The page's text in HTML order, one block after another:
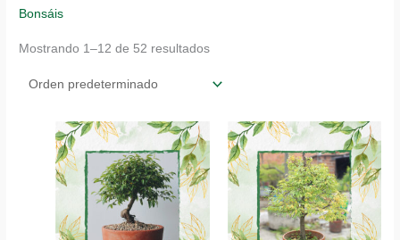
Bonsáis
Mostrando 1–12 de 52 resultados